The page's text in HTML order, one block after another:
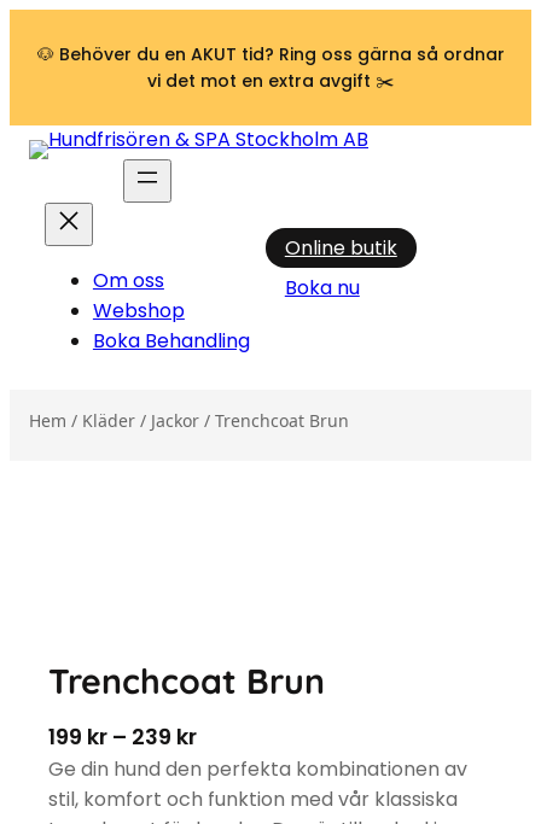
🐶 Behöver du en AKUT tid? Ring oss gärna så ordnar
vi det mot en extra avgift ✂️
Om oss
Webshop
Boka Behandling
Online butik
Boka nu
Hem / Kläder / Jackor / Trenchcoat Brun
Trenchcoat Brun
199 kr – 239 krPrisintervall: 199 kr till 239 kr
Ge din hund den perfekta kombinationen av
stil, komfort och funktion med vår klassiska